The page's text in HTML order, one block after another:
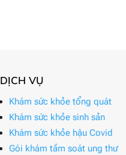
DỊCH VỤ
Khám sức khỏe tổng quát
Khám sức khỏe sinh sản
Khám sức khỏe hậu Covid
Gói khám tầm soát ung thư